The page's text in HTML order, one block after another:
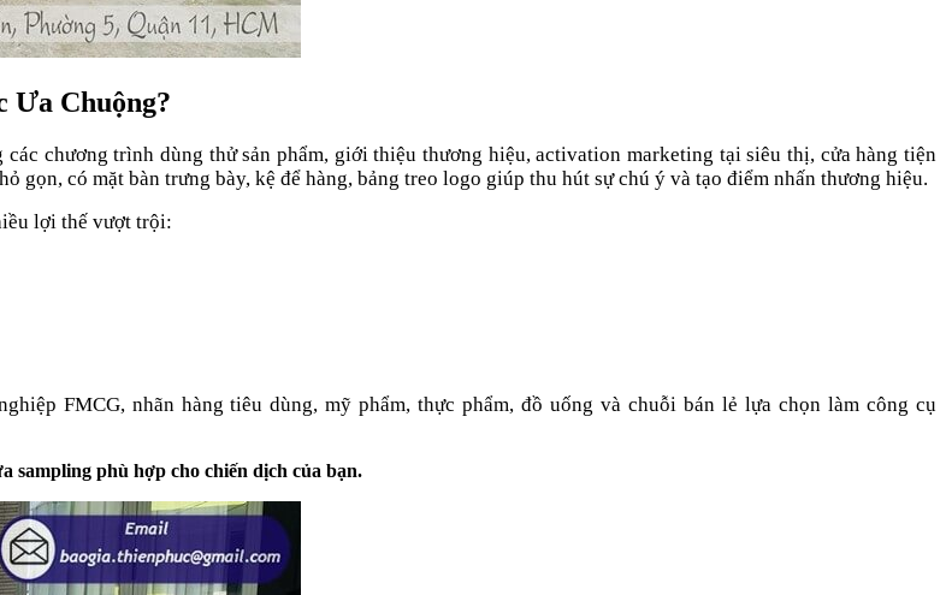
Ưa Chuộng?
chương trình dùng thử sản phẩm, giới thiệu thương hiệu, activation marketing tại siêu thị, cửa hàng tiện
có mặt bàn trưng bày, kệ để hàng, bảng treo logo giúp thu hút sự chú ý và tạo điểm nhấn thương hiệu.
lợi thế vượt trội:
FMCG, nhãn hàng tiêu dùng, mỹ phẩm, thực phẩm, đồ uống và chuỗi bán lẻ lựa chọn làm công cụ
sampling phù hợp cho chiến dịch của bạn.